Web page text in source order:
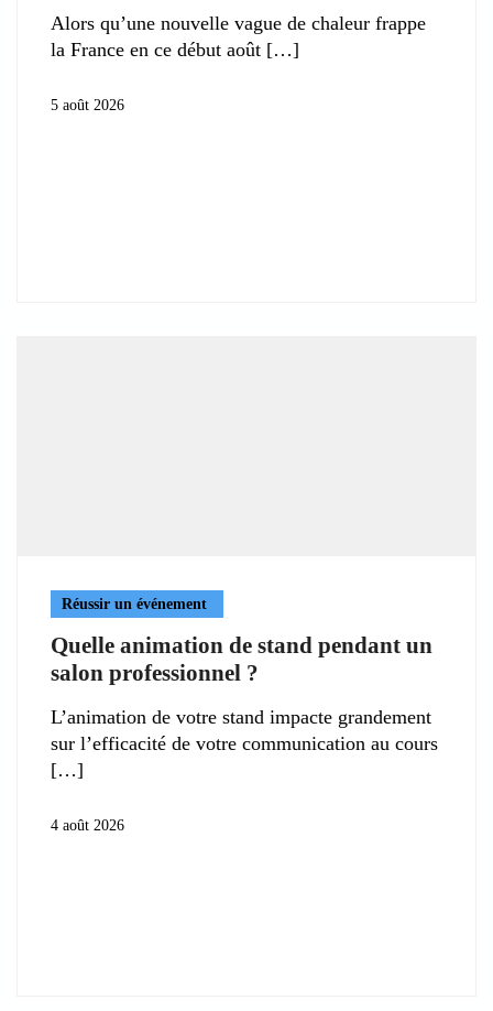
Alors qu’une nouvelle vague de chaleur frappe
la France en ce début août
5 août 2026
Réussir un événement
Quelle animation de stand pendant un
salon professionnel ?
L’animation de votre stand impacte grandement
sur l’efficacité de votre communication au cours
4 août 2026